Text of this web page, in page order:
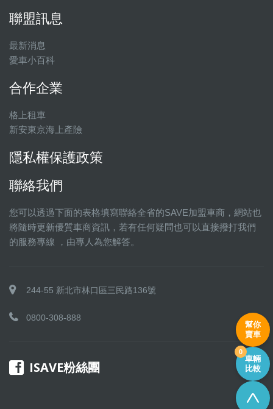
聯盟訊息
最新消息
愛車小百科
合作企業
格上租車
新安東京海上產險
隱私權保護政策
聯絡我們
您可以透過下面的表格填寫聯絡全省的SAVE加盟車商，網站也
將隨時更新優質車商資訊，若有任何疑問也可以直接撥打我們
的服務專線 ，由專人為您解答。
244-55 新北市林口區三民路136號
0800-308-888
ISAVE粉絲團
幫你
賣車
車輛
比較
0